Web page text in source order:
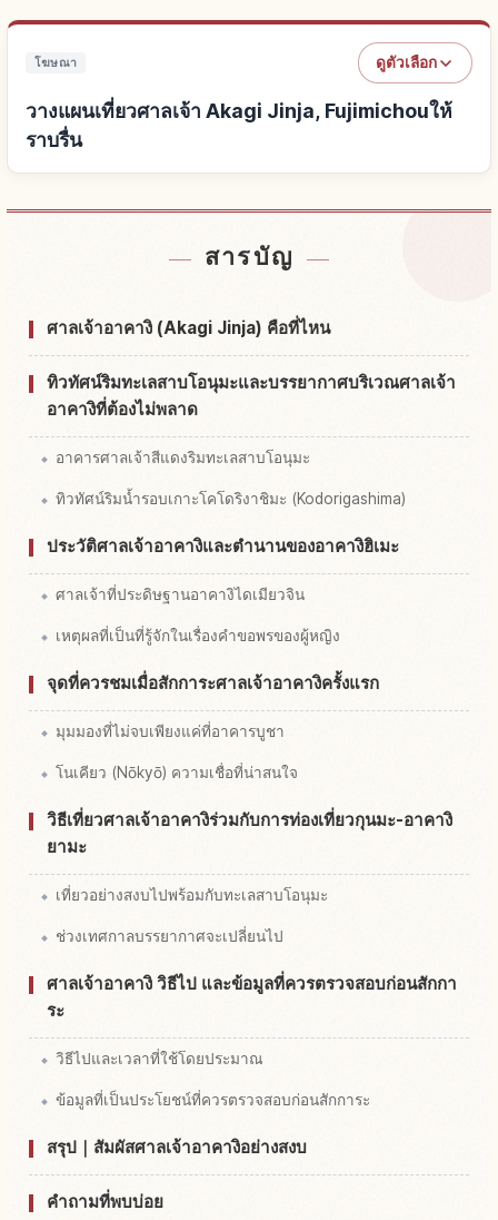
โฆษณา ดูตัวเลือก
วางแผนเที่ยวศาลเจ้า Akagi Jinja, Fujimichouให้
ราบรื่น
สารบัญ
ศาลเจ้าอาคางิ (Akagi Jinja) คือที่ไหน
ทิวทัศน์ริมทะเลสาบโอนุมะและบรรยากาศบริเวณศาลเจ้า
อาคางิที่ต้องไม่พลาด
อาคารศาลเจ้าสีแดงริมทะเลสาบโอนุมะ
ทิวทัศน์ริมน้ำรอบเกาะโคโดริงาชิมะ (Kodorigashima)
ประวัติศาลเจ้าอาคางิและตำนานของอาคางิฮิเมะ
ศาลเจ้าที่ประดิษฐานอาคางิไดเมียวจิน
เหตุผลที่เป็นที่รู้จักในเรื่องคำขอพรของผู้หญิง
จุดที่ควรชมเมื่อสักการะศาลเจ้าอาคางิครั้งแรก
มุมมองที่ไม่จบเพียงแค่ที่อาคารบูชา
โนเคียว (Nōkyō) ความเชื่อที่น่าสนใจ
วิธีเที่ยวศาลเจ้าอาคางิร่วมกับการท่องเที่ยวกุนมะ-อาคางิ
ยามะ
เที่ยวอย่างสงบไปพร้อมกับทะเลสาบโอนุมะ
ช่วงเทศกาลบรรยากาศจะเปลี่ยนไป
ศาลเจ้าอาคางิ วิธีไป และข้อมูลที่ควรตรวจสอบก่อนสักกา
ระ
วิธีไปและเวลาที่ใช้โดยประมาณ
ข้อมูลที่เป็นประโยชน์ที่ควรตรวจสอบก่อนสักการะ
สรุป｜สัมผัสศาลเจ้าอาคางิอย่างสงบ
คำถามที่พบบ่อย